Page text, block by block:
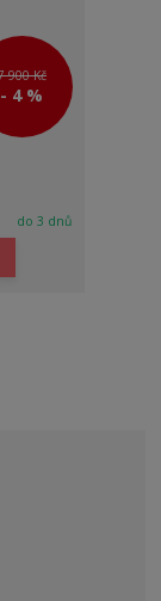
900 Kč
- 4 %
do 3 dnů